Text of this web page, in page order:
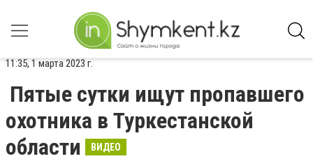
11:35, 1 марта 2023 г.
Пятые сутки ищут пропавшего
охотника в Туркестанской
области
ВИДЕО